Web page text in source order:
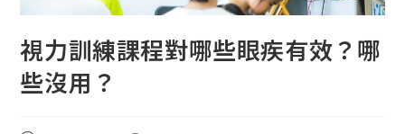
視力訓練課程對哪些眼疾有效？哪
些沒用？